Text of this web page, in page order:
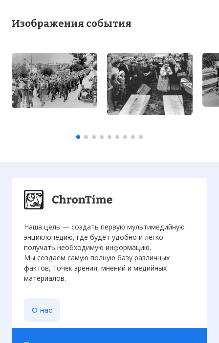
Изображения события
Наша цель — создать первую мультимедийную
энциклопедию, где будет удобно и легко
получать необходимую информацию.
Мы создаем самую полную базу различных
фактов, точек зрения, мнений и медийных
материалов.
О нас